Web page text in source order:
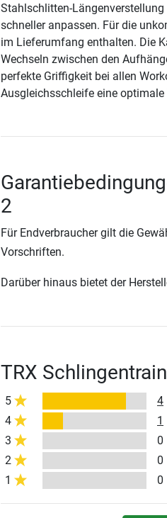
Stahlschlitten-
schneller anpassen. Für die
im Lieferumfang enthalten. Die
Wechseln zwischen den
perfekte Griffigkeit bei allen
Ausgleichsschleife eine
2
Für Endverbraucher gilt die
Vorschriften.
Darüber hinaus bietet der
TRX
5
4
4
1
3
0
2
0
1
0